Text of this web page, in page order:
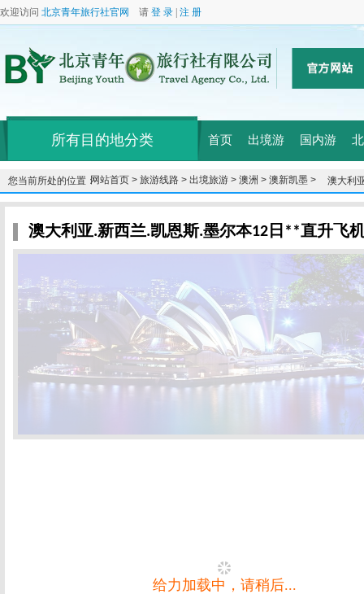
欢迎访问 北京青年旅行社官网 请 登 录 注 册
所有目的地分类 首页 出境游 国内游
您当前所处的位置：网站首页 > 旅游线路 > 出境旅游 > 澳洲 > 澳新凯墨 >
澳大利
金海岸**
澳大利亚.新西兰.凯恩斯.墨尔本12日**直升飞
给力加载中，请稍后...